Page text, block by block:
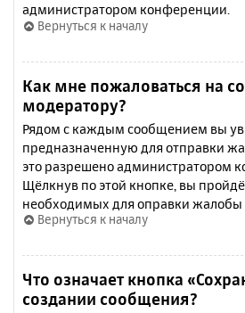
администратором конференции.
Вернуться к началу
Как мне пожаловаться на
модератору?
Рядом с каждым сообщением вы
предназначенную для отправки
это разрешено администратором
Щёлкнув по этой кнопке, вы
необходимых для оправки жалобы
Вернуться к началу
Что означает кнопка
создании сообщения?